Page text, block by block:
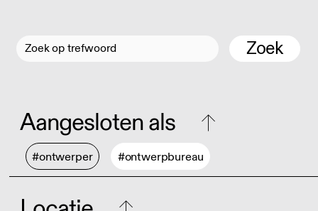
Zoek
Aangesloten als
#ontwerper #ontwerpbureau